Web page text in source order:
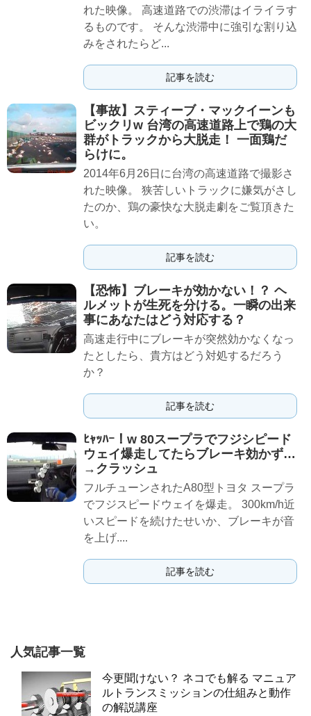
れた映像。 高速道路での渋滞はイライラす
るものです。 そんな渋滞中に強引な割り込
みをされたらど...
記事を読む
【事故】スティーブ・マックイーンも
ビックリw 台湾の高速道路上で鶏の大
群がトラックから大脱走！ 一面鶏だ
らけに。
2014年6月26日に台湾の高速道路で撮影さ
れた映像。 狭苦しいトラックに嫌気がさし
たのか、鶏の豪快な大脱走劇をご覧頂きた
い。
記事を読む
【恐怖】ブレーキが効かない！？ ヘ
ルメットが生死を分ける。一瞬の出来
事にあなたはどう対応する？
高速走行中にブレーキが突然効かなくなっ
たとしたら、貴方はどう対処するだろう
か？
記事を読む
ﾋｬｯﾊｰ！w 80スープラでフジシピード
ウェイ爆走してたらブレーキ効かず…
→クラッシュ
フルチューンされたA80型トヨタ スープラ
でフジスピードウェイを爆走。 300km/h近
いスピードを続けたせいか、ブレーキが音
を上げ....
記事を読む
人気記事一覧
今更聞けない？ ネコでも解る マニュア
ルトランスミッションの仕組みと動作
の解説講座